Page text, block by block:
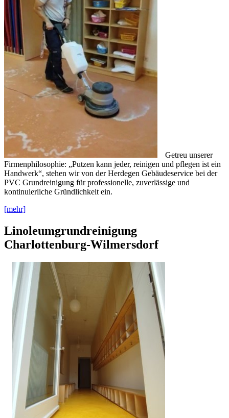
Getreu unserer
Firmenphilosophie: „Putzen kann jeder, reinigen und pflegen ist ein
Handwerk“, stehen wir von der Herdegen Gebäudeservice bei der
PVC Grundreinigung für professionelle, zuverlässige und
kontinuierliche Gründlichkeit ein.
[mehr]
Linoleumgrundreinigung
Charlottenburg-Wilmersdorf